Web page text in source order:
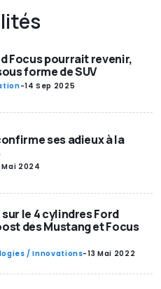
Focus pourrait revenir,
forme de SUV
-14 Sep 2025
ses adieux à la
Mai 2024
le 4 cylindres Ford
des Mustang et Focus
/ Innovations-13 Mai 2022